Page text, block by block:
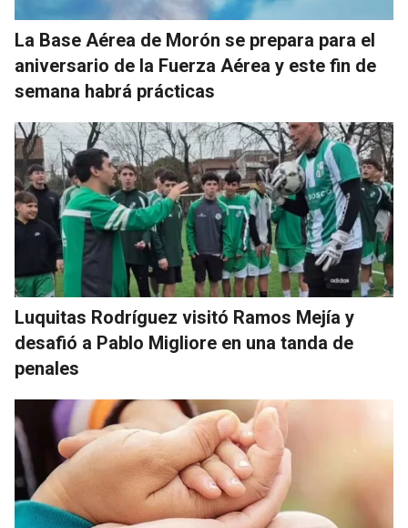
La Base Aérea de Morón se prepara para el
aniversario de la Fuerza Aérea y este fin de
semana habrá prácticas
Luquitas Rodríguez visitó Ramos Mejía y
desafió a Pablo Migliore en una tanda de
penales